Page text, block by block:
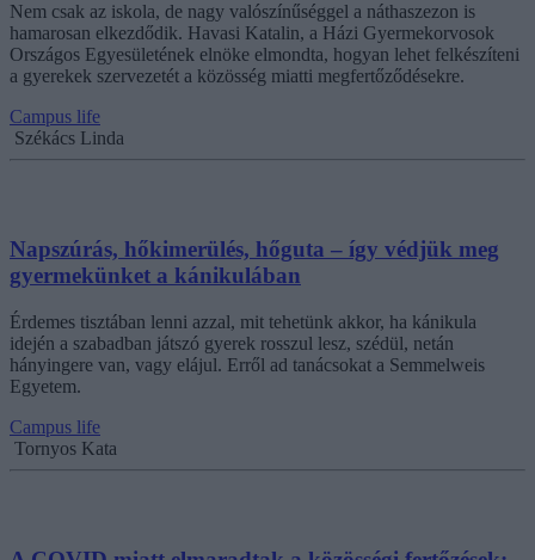
Nem csak az iskola, de nagy valószínűséggel a náthaszezon is
hamarosan elkezdődik. Havasi Katalin, a Házi Gyermekorvosok
Országos Egyesületének elnöke elmondta, hogyan lehet felkészíteni
a gyerekek szervezetét a közösség miatti megfertőződésekre.
Campus life
Székács Linda
Napszúrás, hőkimerülés, hőguta – így védjük meg
gyermekünket a kánikulában
Érdemes tisztában lenni azzal, mit tehetünk akkor, ha kánikula
idején a szabadban játszó gyerek rosszul lesz, szédül, netán
hányingere van, vagy elájul. Erről ad tanácsokat a Semmelweis
Egyetem.
Campus life
Tornyos Kata